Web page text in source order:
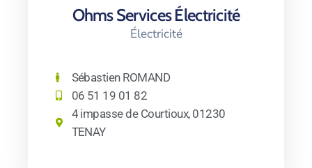
Ohms Services Électricité
Électricité
Sébastien ROMAND
06 51 19 01 82
4 impasse de Courtioux, 01230
TENAY